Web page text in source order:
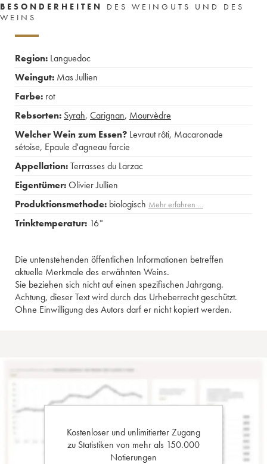
BESONDERHEITEN
DES WEINGUTS UND DES
WEINS
Region: Languedoc
Weingut: Mas Jullien
Farbe: rot
Rebsorten: Syrah, Carignan, Mourvèdre
Welcher Wein zum Essen? Levraut rôti, Macaronade
sétoise, Epaule d'agneau farcie
Appellation:Terrasses du Larzac
Eigentümer:Olivier Jullien
Produktionsmethode: biologisch Mehr erfahren …
Trinktemperatur: 16°
Die untenstehenden öffentlichen Informationen betreffen
aktuelle Merkmale des erwähnten Weins.
Sie beziehen sich nicht auf einen spezifischen Jahrgang.
Achtung, dieser Text wird durch das Urheberrecht geschützt.
Ohne Einwilligung des Autors darf er nicht kopiert werden.
Kostenloser und unlimitierter Zugang
zu Statistiken von mehr als 150.000
Notierungen